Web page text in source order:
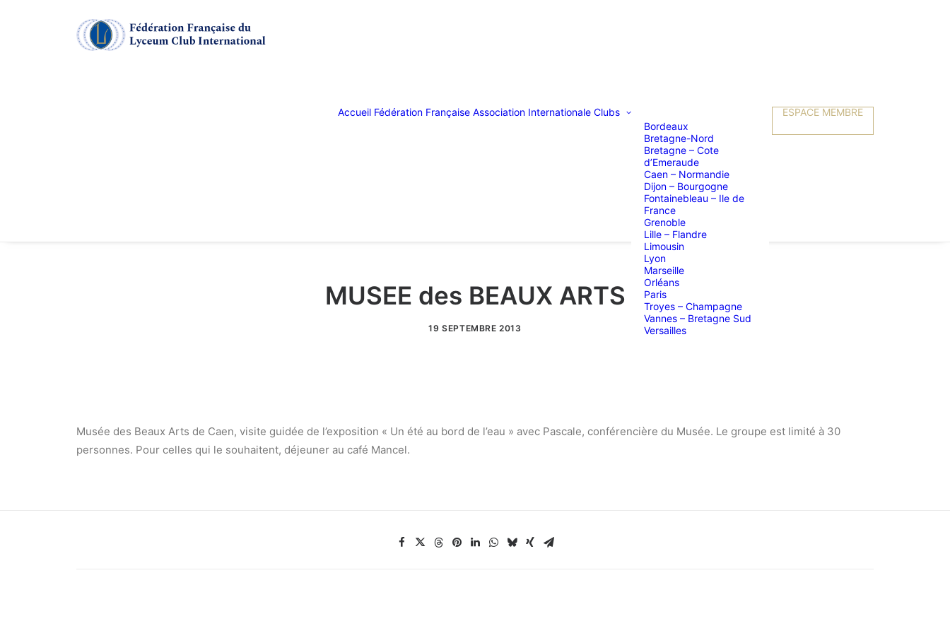
Accueil Fédération Française Association Internationale Clubs
Bordeaux
Bretagne-Nord
Bretagne – Cote
d’Emeraude
Caen – Normandie
Dijon – Bourgogne
Fontainebleau – Ile de
France
Grenoble
Lille – Flandre
Limousin
Lyon
Marseille
Orléans
Paris
Troyes – Champagne
Vannes – Bretagne Sud
Versailles
ESPACE MEMBRE
MUSEE des BEAUX ARTS
19 SEPTEMBRE 2013
Musée des Beaux Arts de Caen, visite guidée de l’exposition « Un été au bord de l’eau » avec Pascale, conférencière du Musée. Le groupe est limité à 30
personnes. Pour celles qui le souhaitent, déjeuner au café Mancel.